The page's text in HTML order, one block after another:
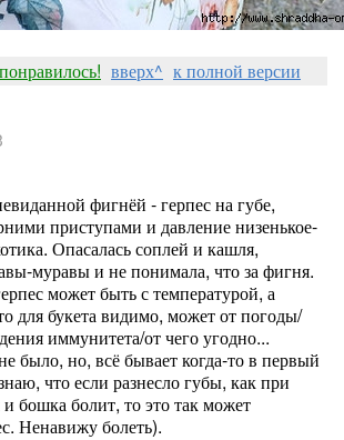
понравилось! вверх^ к полной версии
фигнёй - герпес на губе,
приступами и давление низенькое-
Опасалась соплей и кашля,
муравы и не понимала, что за фигня.
может быть с температурой, а
для букета видимо, может от погоды/
иммунитета/от чего угодно...
было, но, всё бывает когда-то в первый
что если разнесло губы, как при
бошка болит, то это так может
Ненавижу болеть).